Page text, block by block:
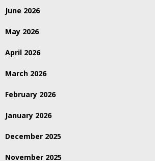
June 2026
May 2026
April 2026
March 2026
February 2026
January 2026
December 2025
November 2025